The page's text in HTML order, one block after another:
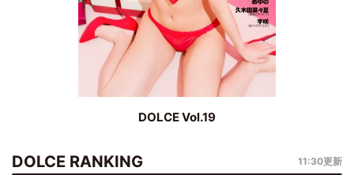
DOLCE Vol.19
DOLCE RANKING 11:30更新